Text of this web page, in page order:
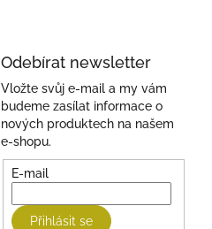
Odebírat newsletter
Vložte svůj e-mail a my vám
budeme zasílat informace o
nových produktech na našem
e-shopu.
E-mail
Přihlásit se